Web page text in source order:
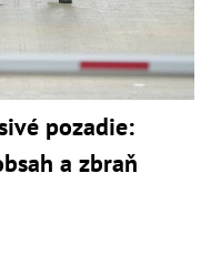
pozadie:
a zbraň